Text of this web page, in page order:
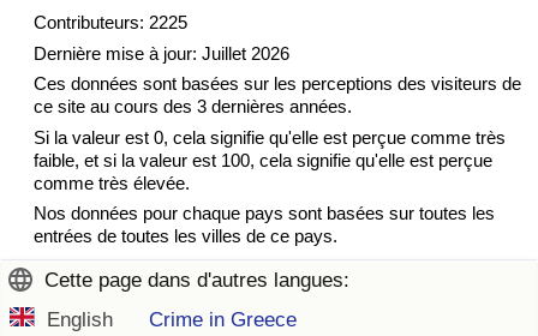
Contributeurs: 2225
Dernière mise à jour: Juillet 2026
Ces données sont basées sur les perceptions des visiteurs de
ce site au cours des 3 dernières années.
Si la valeur est 0, cela signifie qu'elle est perçue comme très
faible, et si la valeur est 100, cela signifie qu'elle est perçue
comme très élevée.
Nos données pour chaque pays sont basées sur toutes les
entrées de toutes les villes de ce pays.
Cette page dans d'autres langues:
English
Crime in Greece